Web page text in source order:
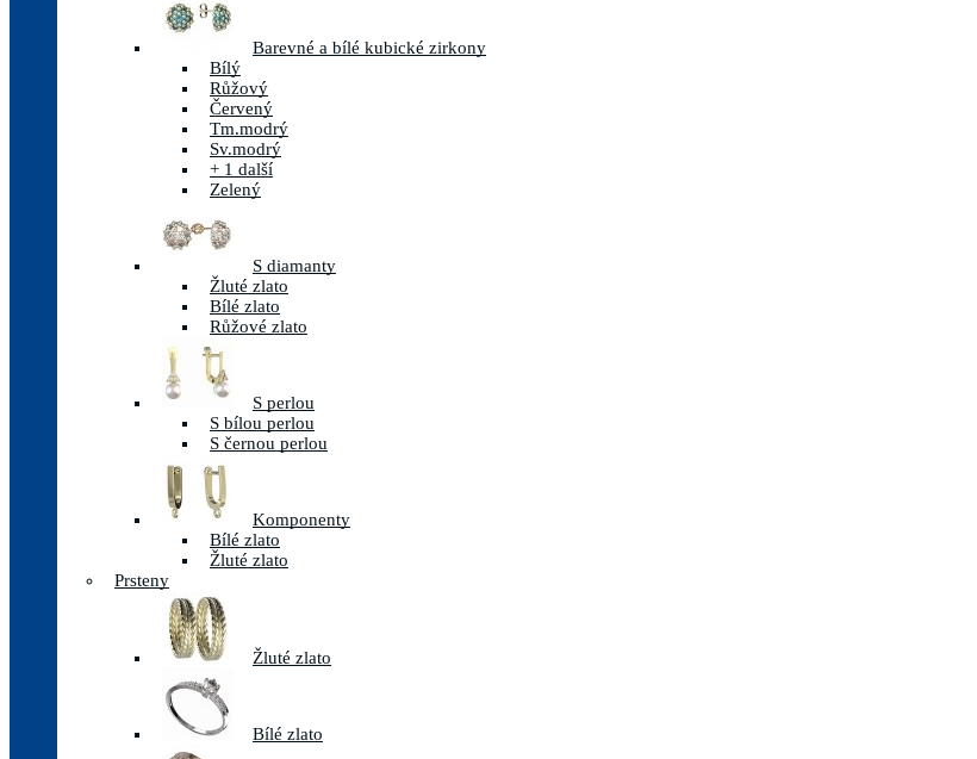
Barevné a bílé kubické zirkony
Bílý
Růžový
Červený
Tm.modrý
Sv.modrý
+ 1 další
Zelený
S diamanty
Žluté zlato
Bílé zlato
Růžové zlato
S perlou
S bílou perlou
S černou perlou
Komponenty
Bílé zlato
Žluté zlato
Prsteny
Žluté zlato
Bílé zlato